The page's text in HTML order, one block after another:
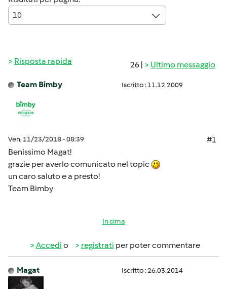
10
26 | Ultimo messaggio
Risposta rapida
Team Bimby Iscritto : 11.12.2009
Ven, 11/23/2018 - 08:39
#1
Benissimo Magat!
grazie per averlo comunicato nel topic
un caro saluto e a presto!
Team Bimby
In cima
Accedi o registrati per poter commentare
Magat Iscritto : 26.03.2014